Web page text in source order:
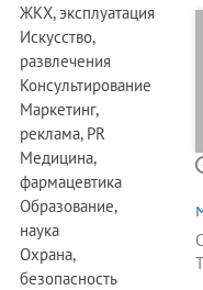
ЖКХ, эксплуатация
Искусство,
развлечения
Консультирование
Маркетинг,
реклама, PR
Медицина,
фармацевтика
Образование,
наука
Охрана,
безопасность